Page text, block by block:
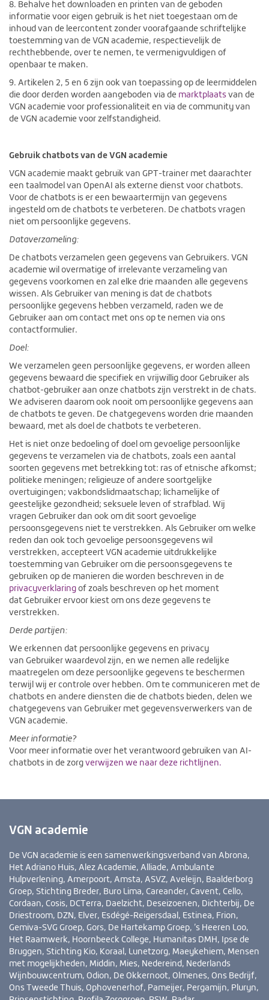
8. Behalve het downloaden en printen van de geboden
informatie voor eigen gebruik is het niet toegestaan om de
inhoud van de leercontent zonder voorafgaande schriftelijke
toestemming van de VGN academie, respectievelijk de
rechthebbende, over te nemen, te vermenigvuldigen of
openbaar te maken.
9. Artikelen 2, 5 en 6 zijn ook van toepassing op de leermiddelen
die door derden worden aangeboden via de marktplaats van de
VGN academie voor professionaliteit en via de community van
de VGN academie voor zelfstandigheid.
Gebruik chatbots van de VGN academie
VGN academie maakt gebruik van GPT-trainer met daarachter
een taalmodel van OpenAI als externe dienst voor chatbots.
Voor de chatbots is er een bewaartermijn van gegevens
ingesteld om de chatbots te verbeteren. De chatbots vragen
niet om persoonlijke gegevens.
Dataverzameling:
De chatbots verzamelen geen gegevens van Gebruikers. VGN
academie wil overmatige of irrelevante verzameling van
gegevens voorkomen en zal elke drie maanden alle gegevens
wissen. Als Gebruiker van mening is dat de chatbots
persoonlijke gegevens hebben verzameld, raden we de
Gebruiker aan om contact met ons op te nemen via ons
contactformulier.
Doel:
We verzamelen geen persoonlijke gegevens, er worden alleen
gegevens bewaard die specifiek en vrijwillig door Gebruiker als
chatbot-gebruiker aan onze chatbots zijn verstrekt in de chats.
We adviseren daarom ook nooit om persoonlijke gegevens aan
de chatbots te geven. De chatgegevens worden drie maanden
bewaard, met als doel de chatbots te verbeteren.
Het is niet onze bedoeling of doel om gevoelige persoonlijke
gegevens te verzamelen via de chatbots, zoals een aantal
soorten gegevens met betrekking tot: ras of etnische afkomst;
politieke meningen; religieuze of andere soortgelijke
overtuigingen; vakbondslidmaatschap; lichamelijke of
geestelijke gezondheid; seksuele leven of strafblad. Wij
vragen Gebruiker dan ook om dit soort gevoelige
persoonsgegevens niet te verstrekken. Als Gebruiker om welke
reden dan ook toch gevoelige persoonsgegevens wil
verstrekken, accepteert VGN academie uitdrukkelijke
toestemming van Gebruiker om die persoonsgegevens te
gebruiken op de manieren die worden beschreven in de
privacyverklaring of zoals beschreven op het moment
dat Gebruiker ervoor kiest om ons deze gegevens te
verstrekken.
Derde partijen:
We erkennen dat persoonlijke gegevens en privacy
van Gebruiker waardevol zijn, en we nemen alle redelijke
maatregelen om deze persoonlijke gegevens te beschermen
terwijl wij er controle over hebben. Om te communiceren met de
chatbots en andere diensten die de chatbots bieden, delen we
chatgegevens van Gebruiker met gegevensverwerkers van de
VGN academie.
Meer informatie?
Voor meer informatie over het verantwoord gebruiken van AI-
chatbots in de zorg verwijzen we naar deze richtlijnen.
VGN academie
De VGN academie is een samenwerkingsverband van Abrona,
Het Adriano Huis, Alez Academie, Alliade, Ambulante
Hulpverlening, Amerpoort, Amsta, ASVZ, Aveleijn, Baalderborg
Groep, Stichting Breder, Buro Lima, Careander, Cavent, Cello,
Cordaan, Cosis, DCTerra, Daelzicht, Deseizoenen, Dichterbij, De
Driestroom, DZN, Elver, Esdégé-Reigersdaal, Estinea, Frion,
Gemiva-SVG Groep, Gors, De Hartekamp Groep, ’s Heeren Loo,
Het Raamwerk, Hoornbeeck College, Humanitas DMH, Ipse de
Bruggen, Stichting Kio, Koraal, Lunetzorg, Maeykehiem, Mensen
met mogelijkheden, Middin, Mies, Nedereind, Nederlands
Wijnbouwcentrum, Odion, De Okkernoot, Olmenes, Ons Bedrijf,
Ons Tweede Thuis, Ophovenerhof, Pameijer, Pergamijn, Pluryn,